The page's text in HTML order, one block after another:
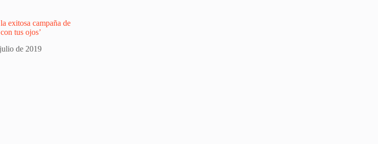
exitosa campaña de
tus ojos’
de 2019